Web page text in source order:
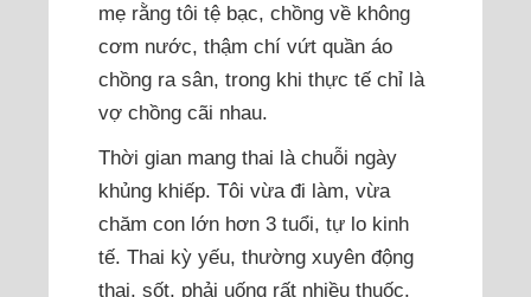
mẹ rằng tôi tệ bạc, chồng về không
cơm nước, thậm chí vứt quần áo
chồng ra sân, trong khi thực tế chỉ là
vợ chồng cãi nhau.
Thời gian mang thai là chuỗi ngày
khủng khiếp. Tôi vừa đi làm, vừa
chăm con lớn hơn 3 tuổi, tự lo kinh
tế. Thai kỳ yếu, thường xuyên động
thai, sốt, phải uống rất nhiều thuốc.